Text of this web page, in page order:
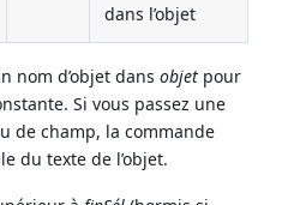
dans l’objet
nom d’objet dansobjet pour
Si vous passez une
de champ, la commande
du texte de l’objet.